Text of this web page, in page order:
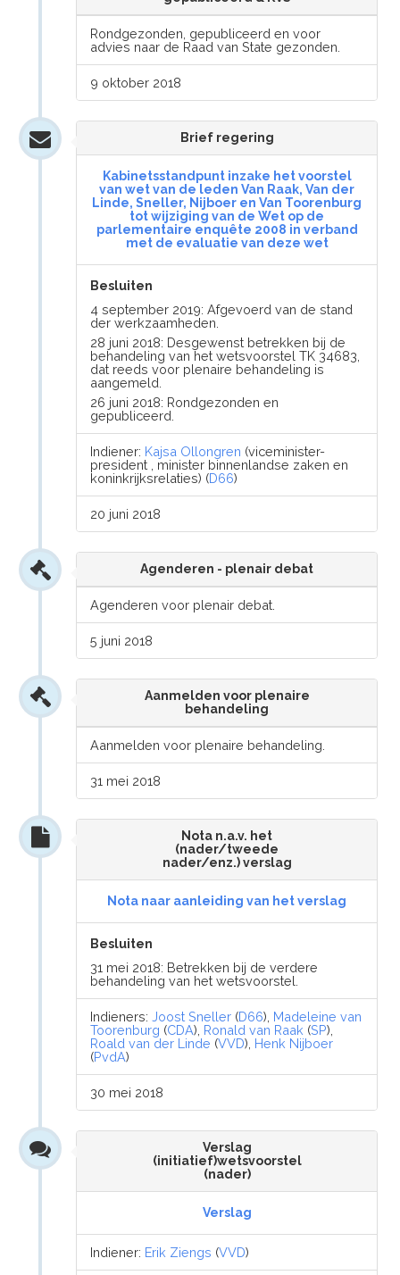
Rondgezonden, gepubliceerd en voor
advies naar de Raad van State gezonden.
9 oktober 2018
Brief regering
Kabinetsstandpunt inzake het voorstel
van wet van de leden Van Raak, Van der
Linde, Sneller, Nijboer en Van Toorenburg
tot wijziging van de Wet op de
parlementaire enquête 2008 in verband
met de evaluatie van deze wet
Besluiten
4 september 2019: Afgevoerd van de stand
der werkzaamheden.
28 juni 2018: Desgewenst betrekken bij de
behandeling van het wetsvoorstel TK 34683,
dat reeds voor plenaire behandeling is
aangemeld.
26 juni 2018: Rondgezonden en
gepubliceerd.
Indiener: Kajsa Ollongren (viceminister-
president , minister binnenlandse zaken en
koninkrijksrelaties) (D66)
20 juni 2018
Agenderen - plenair debat
Agenderen voor plenair debat.
5 juni 2018
Aanmelden voor plenaire
behandeling
Aanmelden voor plenaire behandeling.
31 mei 2018
Nota n.a.v. het
(nader/tweede
nader/enz.) verslag
Nota naar aanleiding van het verslag
Besluiten
31 mei 2018: Betrekken bij de verdere
behandeling van het wetsvoorstel.
Indieners:Joost Sneller (D66), Madeleine van
Toorenburg (CDA), Ronald van Raak (SP),
Roald van der Linde (VVD), Henk Nijboer
(PvdA)
30 mei 2018
Verslag
(initiatief)wetsvoorstel
(nader)
Verslag
Indiener: Erik Ziengs (VVD)